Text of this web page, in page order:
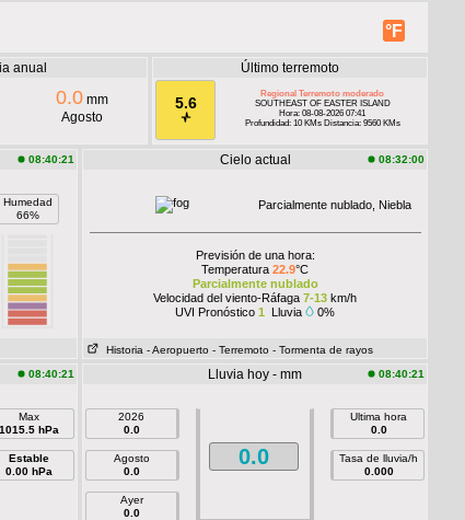
°F
anual
0.0 mm
Agosto
Último terremoto
5.6
Regional Terremoto moderado
SOUTHEAST OF EASTER ISLAND
Hora: 08-08-2026 07:41
Profundidad: 10 KMs Distancia: 9560 KMs
08:40:21
Humedad
66%
Cielo actual 08:32:00
Parcialmente nublado, Niebla
Previsión de una hora:
Temperatura 22.9°C
Parcialmente nublado
Velocidad del viento-Ráfaga 7-13 km/h
UVI Pronóstico 1 Lluvia 0%
Historia - Aeropuerto - Terremoto - Tormenta de rayos
08:40:21
Max
1015.5 hPa
Estable
0.00 hPa
Lluvia hoy - mm 08:40:21
2026
0.0
Agosto
0.0
Ayer
0.0
0.0
Ultima hora
0.0
Tasa de lluvia/h
0.000